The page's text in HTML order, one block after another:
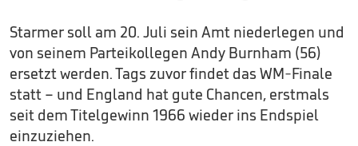
Starmer soll am 20. Juli sein Amt niederlegen und
von seinem Parteikollegen Andy Burnham (56)
ersetzt werden. Tags zuvor findet das WM-Finale
statt – und England hat gute Chancen, erstmals
seit dem Titelgewinn 1966 wieder ins Endspiel
einzuziehen.